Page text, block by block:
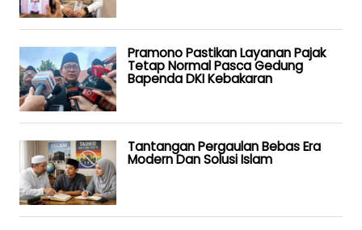
Pramono Pastikan Layanan Pajak
Tetap Normal Pasca Gedung
Bapenda DKI Kebakaran
Tantangan Pergaulan Bebas Era
Modern Dan Solusi Islam